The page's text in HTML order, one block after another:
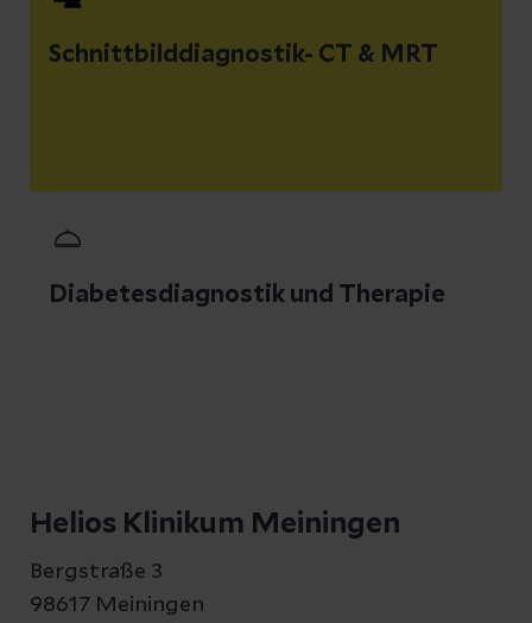
Schnittbilddiagnostik- CT & MRT
Diabetesdiagnostik und Therapie
Helios Klinikum Meiningen
Bergstraße 3
98617 Meiningen